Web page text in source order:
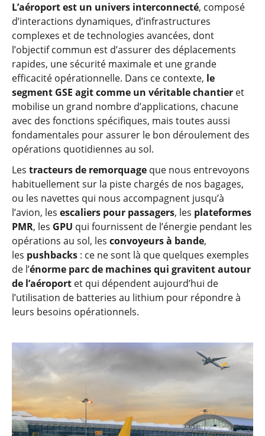
L’aéroport est un univers interconnecté, composé
d’interactions dynamiques, d’infrastructures
complexes et de technologies avancées, dont
l’objectif commun est d’assurer des déplacements
rapides, une sécurité maximale et une grande
efficacité opérationnelle. Dans ce contexte, le
segment GSE agit comme un véritable chantier et
mobilise un grand nombre d’applications, chacune
avec des fonctions spécifiques, mais toutes aussi
fondamentales pour assurer le bon déroulement des
opérations quotidiennes au sol.
Les tracteurs de remorquage que nous entrevoyons
habituellement sur la piste chargés de nos bagages,
ou les navettes qui nous accompagnent jusqu’à
l’avion, les escaliers pour passagers, les plateformes
PMR, les GPU qui fournissent de l’énergie pendant les
opérations au sol, les convoyeurs à bande,
les pushbacks : ce ne sont là que quelques exemples
de l’énorme parc de machines qui gravitent autour
de l’aéroport et qui dépendent aujourd’hui de
l’utilisation de batteries au lithium pour répondre à
leurs besoins opérationnels.